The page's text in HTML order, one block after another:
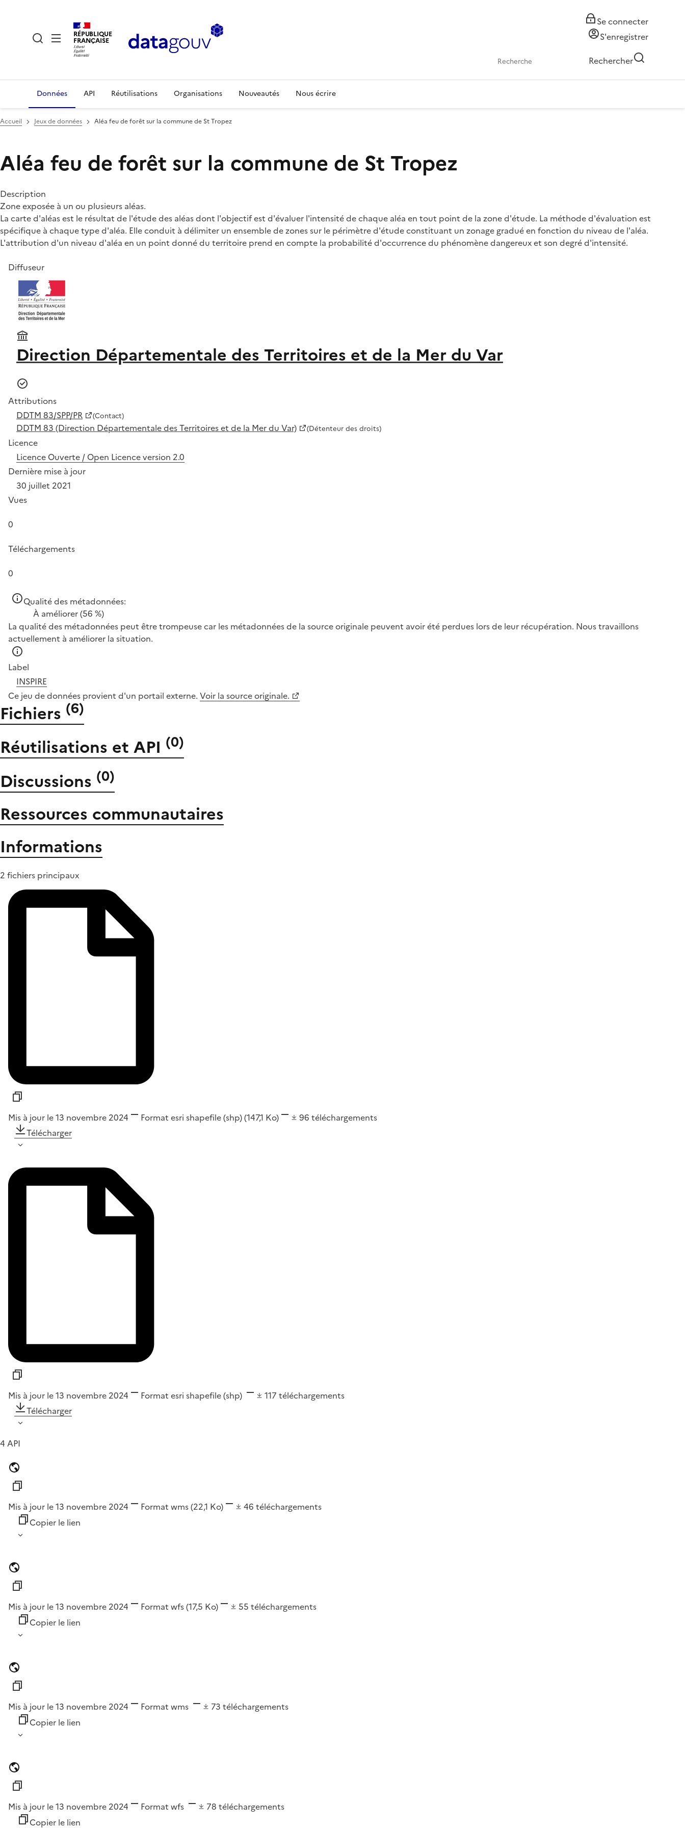
RÉPUBLIQUE
FRANÇAISE
Se connecter
S'enregistrer
Rechercher
Données API Réutilisations Organisations Nouveautés Nous écrire
Accueil Jeux de données Aléa feu de forêt sur la commune de St Tropez
Aléa feu de forêt sur la commune de St Tropez
Description
Zone exposée à un ou plusieurs aléas.
La carte d'aléas est le résultat de l'étude des aléas dont l'objectif est d'évaluer l'intensité de chaque aléa en tout point de la zone d'étude. La méthode d'évaluation est
spécifique à chaque type d'aléa. Elle conduit à délimiter un ensemble de zones sur le périmètre d'étude constituant un zonage gradué en fonction du niveau de l'aléa.
L'attribution d'un niveau d'aléa en un point donné du territoire prend en compte la probabilité d'occurrence du phénomène dangereux et son degré d'intensité.
Diffuseur
Direction Départementale des Territoires et de la Mer du Var
Attributions
DDTM 83/SPP/PR
(Contact)
DDTM 83 (Direction Départementale des Territoires et de la Mer du Var) (Détenteur des droits)
Licence
Licence Ouverte / Open Licence version 2.0
Dernière mise à jour
30 juillet 2021
Vues
0
Téléchargements
0
Qualité des métadonnées:
À améliorer(56 %)
La qualité des métadonnées peut être trompeuse car les métadonnées de la source originale peuvent avoir été perdues lors de leur récupération. Nous travaillons
actuellement à améliorer la situation.
Label
INSPIRE
Ce jeu de données provient d'un portail externe. Voir la source originale.
Fichiers (6)
Réutilisations et API (0)
Discussions (0)
Ressources communautaires
Informations
2 fichiers principaux
Mis à jour le 13 novembre 2024 Format esri shapefile (shp)(147,1 Ko) 96 téléchargements
Télécharger
Mis à jour le 13 novembre 2024 Format esri shapefile (shp) 117 téléchargements
Télécharger
4 API
Mis à jour le 13 novembre 2024 Format wms(22,1 Ko) 46 téléchargements
Copier le lien
Mis à jour le 13 novembre 2024 Format wfs(17,5 Ko) 55 téléchargements
Copier le lien
Mis à jour le 13 novembre 2024 Format wms 73 téléchargements
Copier le lien
Mis à jour le 13 novembre 2024 Format wfs 78 téléchargements
Copier le lien